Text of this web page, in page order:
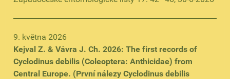
9. května 2026
Kejval Z. & Vávra J. Ch. 2026: The first records of
Cyclodinus debilis (Coleoptera: Anthicidae) from
Central Europe. (První nálezy Cyclodinus debilis